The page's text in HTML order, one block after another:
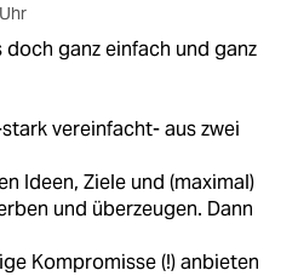
ganz einfach und ganz
vereinfacht- aus zwei
Ideen, Ziele und (maximal)
und überzeugen. Dann
Kompromisse (!) anbieten